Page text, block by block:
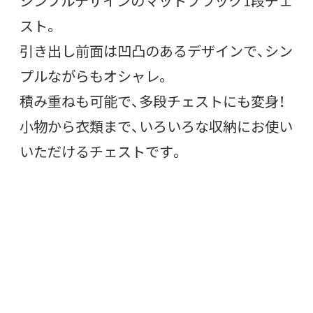
スト。
引き出し前面は凹凸のあるデザインで、シン
プルながらもオシャレ。
積み重ねも可能で、多段チェストにも変身！
小物から衣類まで、いろいろな収納にお使い
いただけるチェストです。